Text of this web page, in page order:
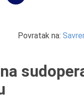
Povratak na: